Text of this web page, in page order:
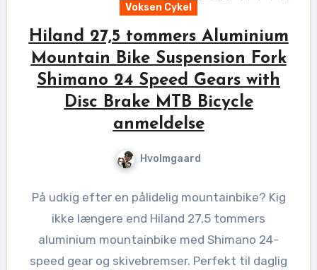
Voksen Cykel
Hiland 27,5 tommers Aluminium
Mountain Bike Suspension Fork
Shimano 24 Speed Gears with
Disc Brake MTB Bicycle
anmeldelse
Hvolmgaard
På udkig efter en pålidelig mountainbike? Kig
ikke længere end Hiland 27,5 tommers
aluminium mountainbike med Shimano 24-
speed gear og skivebremser. Perfekt til daglig